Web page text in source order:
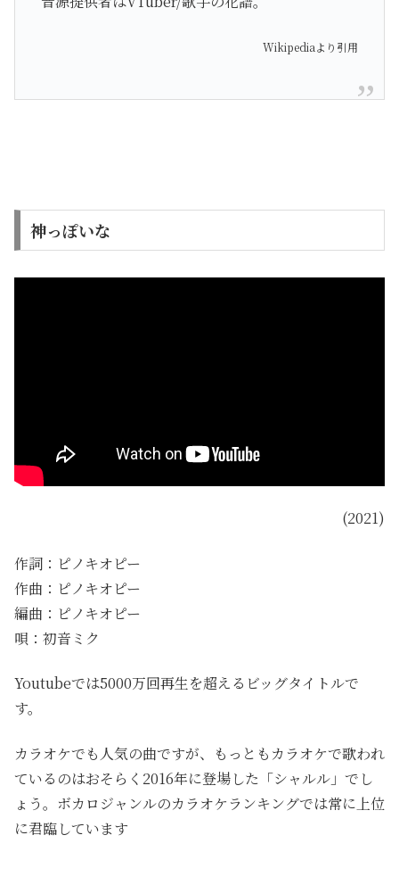
Wikipediaより引用
神っぽいな
(2021)
作詞：ピノキオピー
作曲：ピノキオピー
編曲：ピノキオピー
唄：初音ミク
Youtubeでは5000万回再生を超えるビッグタイトルで
す。
カラオケでも人気の曲ですが、もっともカラオケで歌われ
ているのはおそらく2016年に登場した「シャルル」でし
ょう。ボカロジャンルのカラオケランキングでは常に上位
に君臨しています